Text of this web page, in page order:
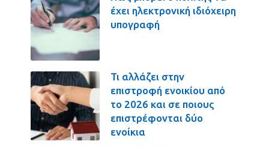
έχει ηλεκτρονική ιδιόχειρη
υπογραφή
Τι αλλάζει στην
επιστροφή ενοικίου από
το 2026 και σε ποιους
επιστρέφονται δύο
ενοίκια